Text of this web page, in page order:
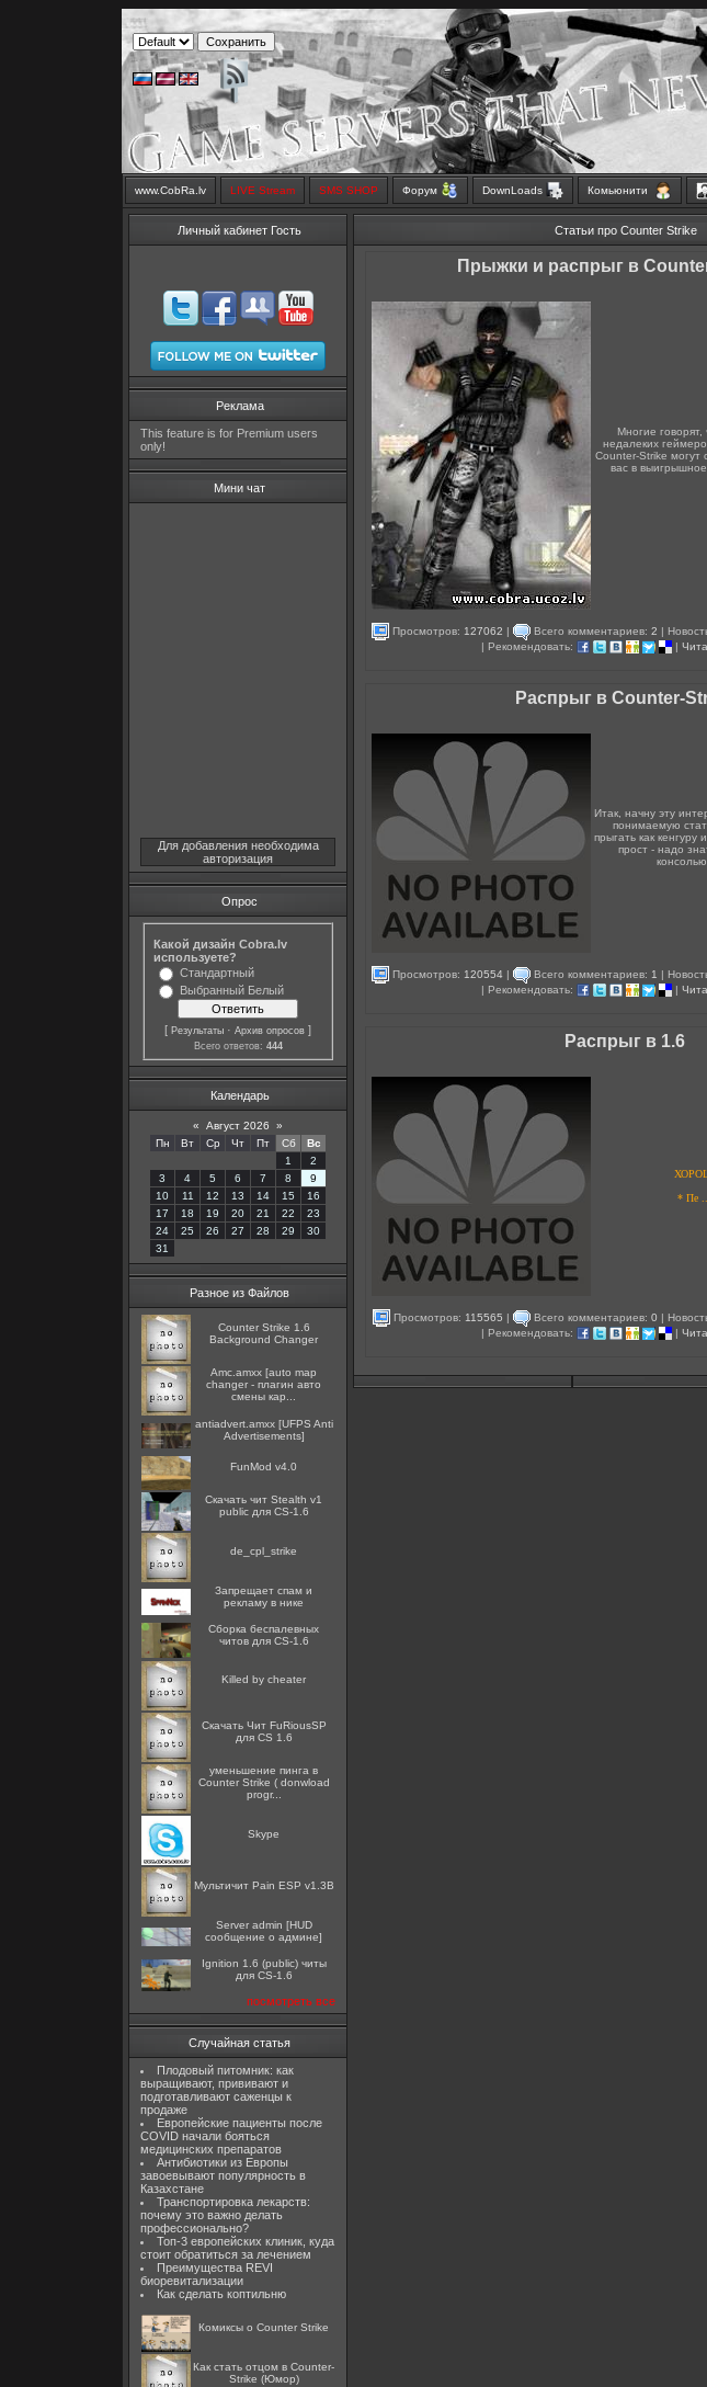
www.CobRa.lv LIVE Stream SMS SHOP Форум DownLoads Комьюнити
Личный кабинет Гость
Реклама
This feature is for Premium users
only!
Мини чат
Для добавления необходима
авторизация
Опрос
Какой дизайн Cobra.lv
используете?
Стандартный
Выбранный Белый
[ Результаты · Архив опросов ]
Всего ответов: 444
Календарь
« Август 2026
»
Пн
Вт Ср Чт Пт Сб
Вс
1
2
3
4 5 6 7 8
9
10
11 12 13 14 15
16
17
18 19 20 21 22
23
24
25 26 27 28 29
30
31
Разное из Файлов
Counter Strike 1.6
Background Changer
Amc.amxx [auto map
changer - плагин авто
смены кар...
antiadvert.amxx [UFPS Anti
Advertisements]
FunMod v4.0
Скачать чит Stealth v1
public для CS-1.6
de_cpl_strike
Запрещает спам и
рекламу в нике
Сборка беспалевных
читов для CS-1.6
Killed by cheater
Скачать Чит FuRiousSP
для CS 1.6
уменьшение пинга в
Counter Strike ( donwload
progr...
Skype
Мультичит Pain ESP v1.3B
Server admin [HUD
сообщение о админе]
Ignition 1.6 (public) читы
для CS-1.6
посмотреть все
Случайная статья
Плодовый питомник: как
выращивают, прививают и
подготавливают саженцы к
продаже
Европейские пациенты после
COVID начали бояться
медицинских препаратов
Антибиотики из Европы
завоевывают популярность в
Казахстане
Транспортировка лекарств:
почему это важно делать
профессионально?
Топ-3 европейских клиник, куда
стоит обратиться за лечением
Преимущества REVI
биоревитализации
Как сделать коптильню
Комиксы о Counter Strike
Как стать отцом в Counter-
Strike (Юмор)
Статьи про Counter Strike
Прыжки и распрыг в
Многие
недалеких
Counter-Strike могут
вас в
Просмотров: 127062 | Всего комментариев: 2 |
| Рекомендовать:
|
Распрыг в Counter-
Итак, начну эту
понимаемую
прыгать как
прост - надо
консолью
Просмотров: 120554 | Всего комментариев: 1 |
| Рекомендовать:
|
Распрыг в 1.6
* Пе
Просмотров: 115565 | Всего комментариев: 0 |
| Рекомендовать:
|